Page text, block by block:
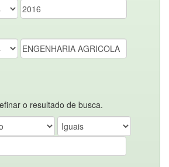
o resultado de busca.